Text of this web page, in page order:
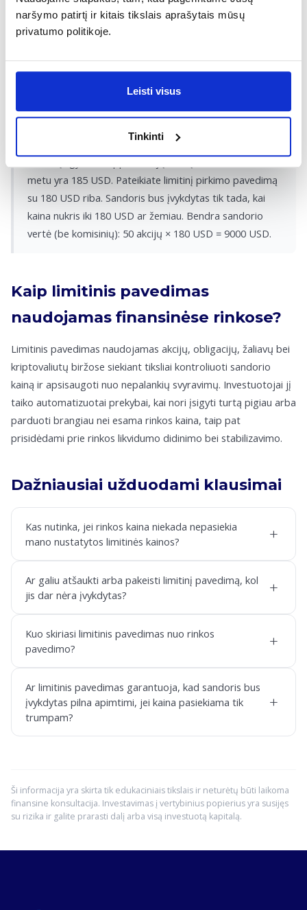
naršymo patirtį ir kitais tikslais aprašytais mūsų
privatumo politikoje.
Leisti visus
Tinkinti
minimalią kainą, už kurią sutinka perleisti turtą (Rinkos kaina ≥
Limitinė kaina). Galutinė sandorio vertė apskaičiuojama
parduodamų vertybinių popierių kiekio ir pridėjus arba
metu yra 185 USD. Pateikiate limitinį pirkimo pavedimą
su 180 USD riba. Sandoris bus įvykdytas tik tada, kai
kaina nukris iki 180 USD ar žemiau. Bendra sandorio
vertė (be komisinių): 50 akcijų × 180 USD = 9000 USD.
Kaip limitinis pavedimas
naudojamas finansinėse rinkose?
Limitinis pavedimas naudojamas akcijų, obligacijų, žaliavų bei
kriptovaliutų biržose siekiant tiksliai kontroliuoti sandorio
kainą ir apsisaugoti nuo nepalankių svyravimų. Investuotojai jį
taiko automatizuotai prekybai, kai nori įsigyti turtą pigiau arba
parduoti brangiau nei esama rinkos kaina, taip pat
prisidėdami prie rinkos likvidumo didinimo bei stabilizavimo.
Dažniausiai užduodami klausimai
Kas nutinka, jei rinkos kaina niekada nepasiekia
mano nustatytos limitinės kainos?
+
Ar galiu atšaukti arba pakeisti limitinį pavedimą, kol
jis dar nėra įvykdytas?
+
Kuo skiriasi limitinis pavedimas nuo rinkos
pavedimo?
+
Ar limitinis pavedimas garantuoja, kad sandoris bus
įvykdytas pilna apimtimi, jei kaina pasiekiama tik
trumpam?
+
Ši informacija yra skirta tik edukaciniais tikslais ir neturėtų būti laikoma
finansine konsultacija. Investavimas į vertybinius popierius yra susijęs
su rizika ir galite prarasti dalį arba visą investuotą kapitalą.